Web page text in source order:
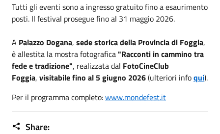
Tutti gli eventi sono a ingresso gratuito fino a esaurimento
posti. Il festival prosegue fino al 31 maggio 2026.
A Palazzo Dogana, sede storica della Provincia di Foggia,
è allestita la mostra fotografica"Racconti in cammino tra
fede e tradizione", realizzata dal FotoCineClub
Foggia, visitabile fino al 5 giugno 2026(ulteriori infoqui).
Per il programma completo:www.mondefest.it
Share: